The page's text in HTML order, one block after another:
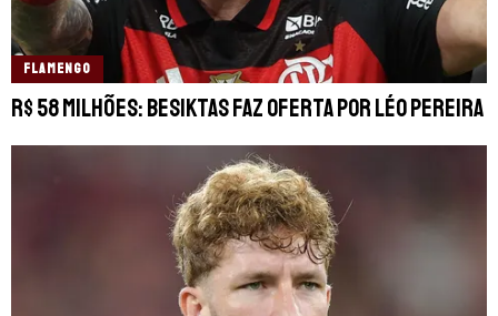
FLAMENGO
R$ 58 milhões: Besiktas faz oferta por Léo Pereira